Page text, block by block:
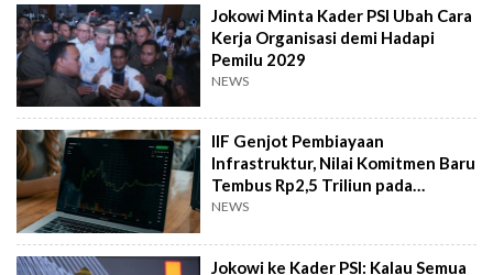
Jokowi Minta Kader PSI Ubah Cara
Kerja Organisasi demi Hadapi
Pemilu 2029
NEWS
IIF Genjot Pembiayaan
Infrastruktur, Nilai Komitmen Baru
Tembus Rp2,5 Triliun pada
Semester I 2026
NEWS
Jokowi ke Kader PSI: Kalau Semua